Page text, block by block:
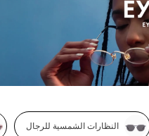
النظارات الشمسية للرجال